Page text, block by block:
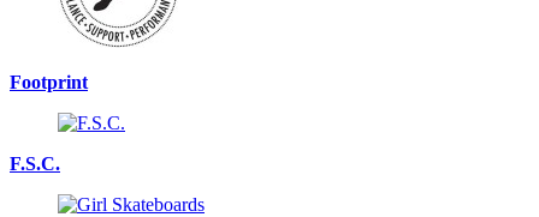
Footprint
F.S.C.